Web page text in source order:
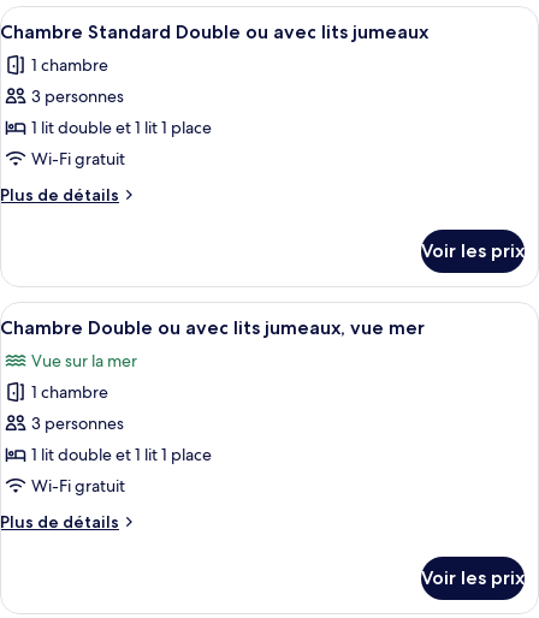
Afficher
toutes
les
photos
pour
ce
type
de
Chambre
Standard
Double
ou
avec
lits
jumeaux
Une chambre d’hôtel avec un
4
Chambre Standard Double ou avec lits jumeaux
1 chambre
3 personnes
1 lit double et 1 lit 1 place
Wi-Fi gratuit
Plus de détails
Plus
le
type
de
Chambre
Standard
Double
ou
avec
lits
jumeaux
Voir les prix
Afficher
toutes
les
photos
pour
ce
type
chambre :
Une chambre d’hôtel avec deux lits,
5
Chambre Double ou avec lits jumeaux, vue mer
Vue sur la mer
1 chambre
3 personnes
1 lit double et 1 lit 1 place
Wi-Fi gratuit
Plus de détails
Plus
le
Voir les prix